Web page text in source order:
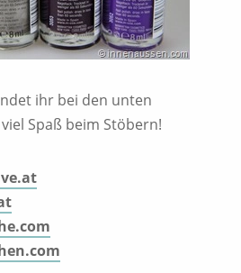
ihr bei den unten
Spaß beim Stöbern!